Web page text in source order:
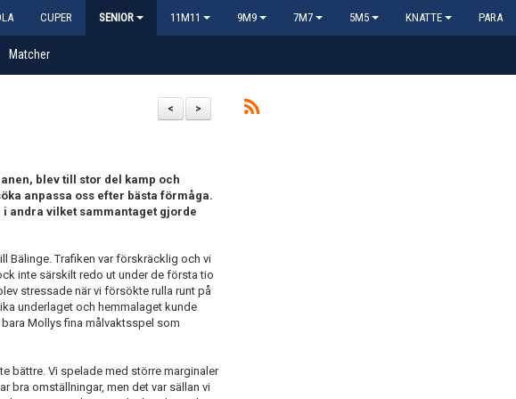
CUPER SENIOR 11M11 9M9 7M7 5M5 KNATTE PARA
Matcher
>
<
blev till stor del kamp och
anpassa oss efter bästa förmåga.
andra vilket sammantaget gjorde
Bälinge. Trafiken var förskräcklig och vi
inte särskilt redo ut under de första tio
stressade när vi försökte rulla runt på
underlaget och hemmalaget kunde
Mollys fina målvaktsspel som
bättre. Vi spelade med större marginaler
bra omställningar, men det var sällan vi